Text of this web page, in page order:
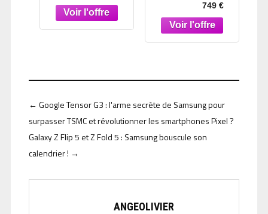
749 €
← Google Tensor G3 : l'arme secrète de Samsung pour
surpasser TSMC et révolutionner les smartphones Pixel ?
Galaxy Z Flip 5 et Z Fold 5 : Samsung bouscule son
calendrier ! →
ANGEOLIVIER